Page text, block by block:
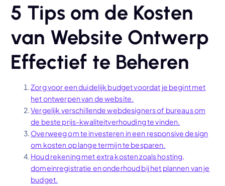
5 Tips om de Kosten
van Website Ontwerp
Effectief te Beheren
Zorg voor een duidelijk budget voordat je begint met
het ontwerpen van de website.
Vergelijk verschillende webdesigners of bureaus om
de beste prijs-kwaliteitverhouding te vinden.
Overweeg om te investeren in een responsive design
om kosten op lange termijn te besparen.
Houd rekening met extra kosten zoals hosting,
domeinregistratie en onderhoud bij het plannen van je
budget.